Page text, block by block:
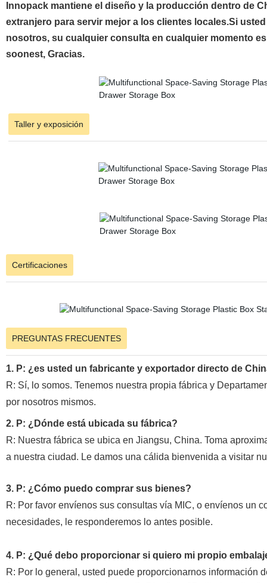
Innopack mantiene el diseño y la producción dentro de
extranjero para servir mejor a los clientes locales.Si
nosotros, su cualquier consulta en cualquier momento
soonest, Gracias.
Taller y exposición
Certificaciones
PREGUNTAS FRECUENTES
1. P: ¿es usted un fabricante y exportador directo de
R: Sí, lo somos. Tenemos nuestra propia fábrica y
por nosotros mismos.
2. P: ¿Dónde está ubicada su fábrica?
R: Nuestra fábrica se ubica en Jiangsu, China. Toma
a nuestra ciudad. Le damos una cálida bienvenida a visitar
3. P: ¿Cómo puedo comprar sus bienes?
R: Por favor envíenos sus consultas vía MIC, o envíenos un
necesidades, le responderemos lo antes posible.
4. P: ¿Qué debo proporcionar si quiero mi propio
R: Por lo general, usted puede proporcionarnos información